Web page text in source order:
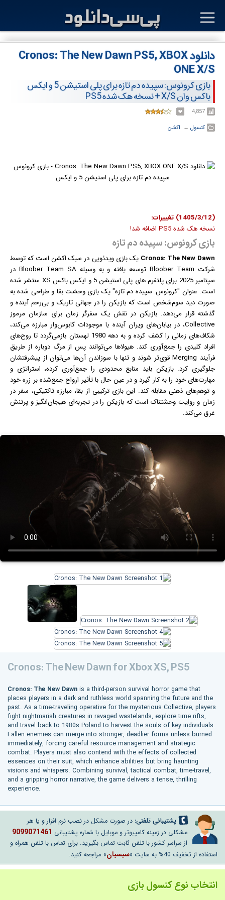
دانلود Cronos: The New Dawn PS5, XBOX
ONE X/S
بازی کرونوس: سپیده دم تازه برای پلی استیشن 5 و ایکس
باکس وان X/S + نسخه هک شده PS5
4,857
کنسول ← ‏ اکشن
(1405/3/12) تغییرات:
نسخه هک شده PS5 اضافه شد!
بازی کرونوس: سپیده دم تازه
Cronos: The New Dawn یکبازی ویدئویی در سبک اکشن است که توسط
شرکت Bloober Team توسعه یافته و به وسیله Bloober Team SA در
سپتامبر 2025 برای پلتفرم های پلی استیشن 5 و ایکس باکس XS منتشر شده
است. عنوان "کرونوس: سپیده دم تازه" یک بازی وحشت بقا و طراحی شده به
صورت دید سوم‌شخص است که بازیکن را در جهانی تاریک و بی‌رحم آینده و
گذشته قرار می‌دهد. بازیکن در نقش یک سفرگر زمان برای سازمان مرموز
Collective، در بیابان‌های ویران آینده با موجودات کابوس‌وار مبارزه می‌کند،
شکاف‌های زمانی را کشف کرده و به دهه 1980 لهستان بازمی‌گردد تا روح‌های
افراد کلیدی را جمع‌آوری کند. هیولاها می‌توانند پس از مرگ دوباره از طریق
فرآیند Merging قوی‌تر شوند و تنها با سوزاندن آن‌ها می‌توان از پیشرفتشان
جلوگیری کرد. بازیکن باید منابع محدودی را جمع‌آوری کرده، استراتژی و
مهارت‌های خود را به کار گیرد و در عین حال با تأثیر ارواح جمع‌شده بر زره خود
و توهم‌های ذهنی مقابله کند. این بازی ترکیبی از بقا، مبارزه تاکتیکی، سفر در
زمان و روایت وحشتناک است که بازیکن را در تجربه‌ای هیجان‌انگیز و پرتنش
غرق می‌کند.
Cronos: The New Dawn for Xbox XS, PS5
Cronos: The New Dawn is a third-person survival horror game that
places players in a dark and ruthless world spanning the future and the
past. As a time-traveling operative for the mysterious Collective, players
fight nightmarish creatures in ravaged wastelands, explore time rifts,
and travel back to 1980s Poland to harvest the souls of key individuals.
Fallen enemies can merge into stronger, deadlier forms unless burned
immediately, forcing careful resource management and strategic
combat. Players must also contend with the effects of collected
essences on their suit, which enhance abilities but bring haunting
visions and whispers. Combining survival, tactical combat, time-travel,
and a gripping horror narrative, the game delivers a tense, thrilling
experience.
پشتیبانی تلفنی: در صورت مشکل در نصب نرم افزار و یا هر
مشکلی در زمینه کامپیوتر و موبایل با شماره پشتیبانی 9099071461
از سراسر کشور با تلفن ثابت تماس بگیرید. برای تماس با تلفن همراه و
استفاده از تخفیف 40% به سایت «
سیسبان» مراجعه کنید.
انتخاب نوع کنسول بازی